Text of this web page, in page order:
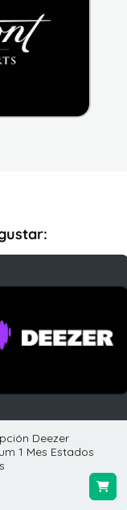
Deezer
1 Mes Estados